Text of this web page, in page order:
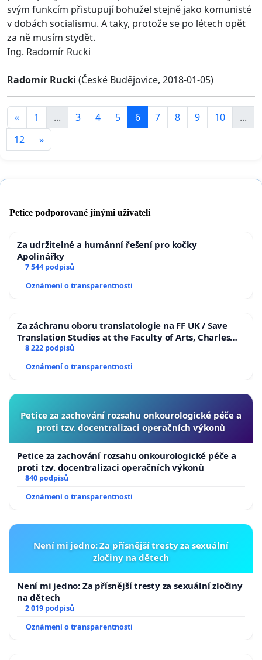
svým funkcím přistupují bohužel stejně jako komunisté
v dobách socialismu. A taky, protože se po létech opět
za ně musím stydět.
Ing. Radomír Rucki
Radomír Rucki (České Budějovice, 2018-01-05)
« 1 ... 3 4 5 6 7 8 9 10
...
12
»
Petice podporované jinými uživateli
Za udržitelné a humánní řešení pro kočky
Apolinářky
7 544 podpisů
Oznámení o transparentnosti
Za záchranu oboru translatologie na FF UK / Save
Translation Studies at the Faculty of Arts, Charles
University
8 222 podpisů
Oznámení o transparentnosti
Petice za zachování rozsahu onkourologické péče a
proti tzv. docentralizaci operačních výkonů
Petice za zachování rozsahu onkourologické péče a
proti tzv. docentralizaci operačních výkonů
840 podpisů
Oznámení o transparentnosti
Není mi jedno: Za přísnější tresty za sexuální
zločiny na dětech
Není mi jedno: Za přísnější tresty za sexuální zločiny
na dětech
2 019 podpisů
Oznámení o transparentnosti